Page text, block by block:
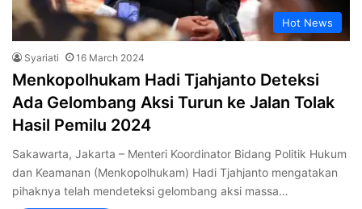
Hot News
Syariati 16 March 2024
Menkopolhukam Hadi Tjahjanto Deteksi
Ada Gelombang Aksi Turun ke Jalan Tolak
Hasil Pemilu 2024
Sakawarta, Jakarta – Menteri Koordinator Bidang Politik Hukum
dan Keamanan (Menkopolhukam) Hadi Tjahjanto mengatakan
pihaknya telah mendeteksi gelombang aksi massa…